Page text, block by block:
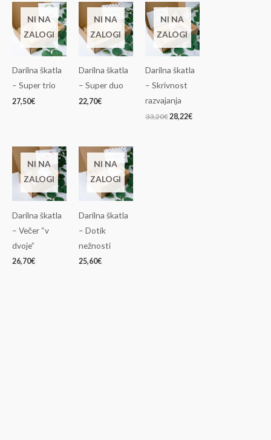
NI NA
ZALOGI
Darilna škatla
– Super trio
27,50€
NI NA
ZALOGI
Darilna škatla
– Super duo
22,70€
NI NA
ZALOGI
Darilna škatla
– Skrivnost
razvajanja
33,20€
Izvirna
cena
je
bila:
33,20€.
28,22€
Trenutna
cena
je:
28,22€.
NI NA
ZALOGI
Darilna škatla
– Večer “v
dvoje”
26,70€
NI NA
ZALOGI
Darilna škatla
– Dotik
nežnosti
25,60€